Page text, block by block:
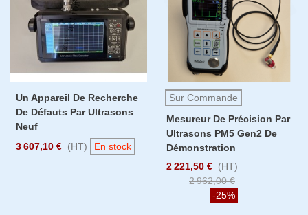
Un Appareil De Recherche
De Défauts Par Ultrasons
Neuf
3 607,10 € (HT) En stock
Sur Commande
Mesureur De Précision Par
Ultrasons PM5 Gen2 De
Démonstration
2 221,50 € (HT)
2 962,00 €
-25%